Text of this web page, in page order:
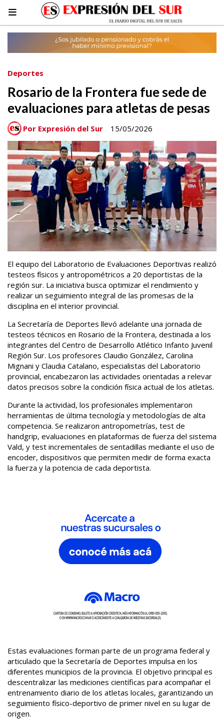
Rosario de la Frontera fue sede de
evaluaciones para atletas de pesas
Deportes
15/05/2026
Por Expresión del Sur
El equipo del Laboratorio de Evaluaciones Deportivas realizó
testeos físicos y antropométricos a 20 deportistas de la
región sur. La iniciativa busca optimizar el rendimiento y
realizar un seguimiento integral de las promesas de la
disciplina en el interior provincial.
La Secretaría de Deportes llevó adelante una jornada de
testeos técnicos en Rosario de la Frontera, destinada a los
integrantes del Centro de Desarrollo Atlético Infanto Juvenil
Región Sur. Los profesores Claudio González, Carolina
Mignani y Claudia Catalano, especialistas del Laboratorio
provincial, encabezaron las actividades orientadas a relevar
datos precisos sobre la condición física actual de los atletas.
Durante la actividad, los profesionales implementaron
herramientas de última tecnología y metodologías de alta
competencia. Se realizaron antropometrías, test de
handgrip, evaluaciones en plataformas de fuerza del sistema
Vald, y test incrementales de sentadillas mediante el uso de
encoder, dispositivos que permiten medir de forma exacta
la fuerza y la potencia de cada deportista.
Estas evaluaciones forman parte de un programa federal y
articulado que la Secretaría de Deportes impulsa en los
diferentes municipios de la provincia. El objetivo principal es
descentralizar las mediciones científicas para acompañar el
entrenamiento diario de los atletas locales, garantizando un
seguimiento físico-deportivo de primer nivel en su lugar de
origen.